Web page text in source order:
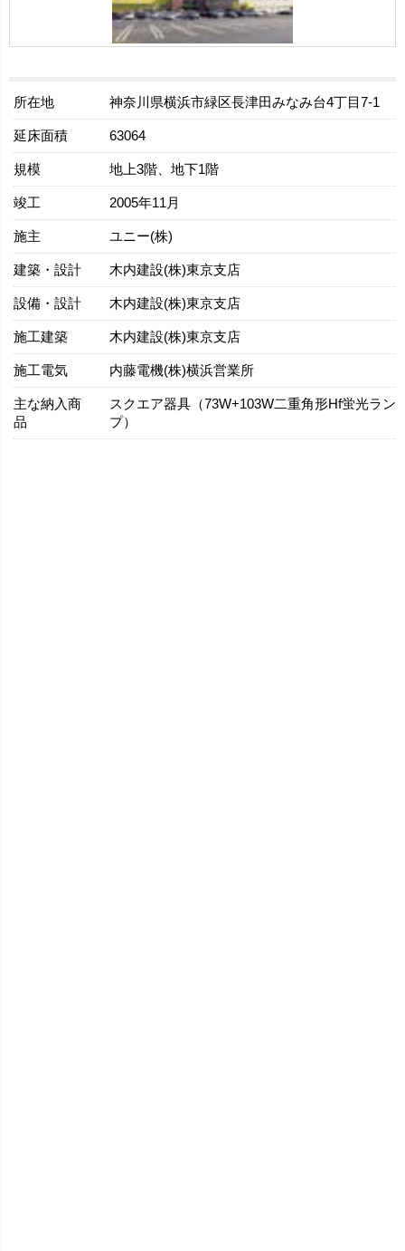
所在地 神奈川県横浜市緑区長津田みなみ台4丁目7-1
延床面積 63064
規模 地上3階、地下1階
竣工 2005年11月
施主 ユニー(株)
建築・設計 木内建設(株)東京支店
設備・設計 木内建設(株)東京支店
施工建築 木内建設(株)東京支店
施工電気 内藤電機(株)横浜営業所
主な納入商
品
スクエア器具（73W+103W二重角形Hf蛍光ラン
プ）